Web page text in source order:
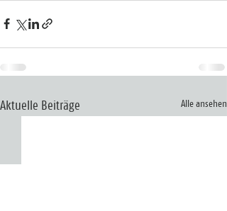
Aktuelle Beiträge Alle ansehen